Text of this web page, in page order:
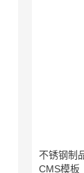
不锈钢制
CMS模板